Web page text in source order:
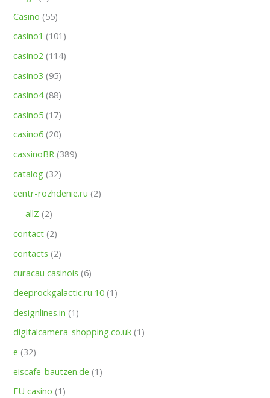
Casino (55)
casino1 (101)
casino2 (114)
casino3 (95)
casino4(88)
casino5 (17)
casino6 (20)
cassinoBR (389)
catalog (32)
centr-rozhdenie.ru (2)
allZ (2)
contact (2)
contacts (2)
curacau casinois (6)
deeprockgalactic.ru 10 (1)
designlines.in (1)
digitalcamera-shopping.co.uk (1)
e (32)
eiscafe-bautzen.de (1)
EU casino (1)